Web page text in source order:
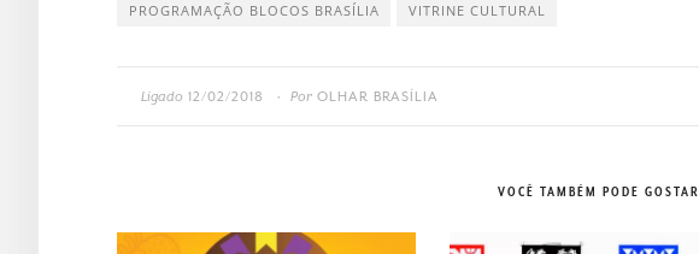
PROGRAMAÇÃO BLOCOS BRASÍLIA VITRINE CULTURAL
Ligado 12/02/2018 • Por OLHAR BRASÍLIA
VOCÊ TAMBÉM PODE GOSTAR